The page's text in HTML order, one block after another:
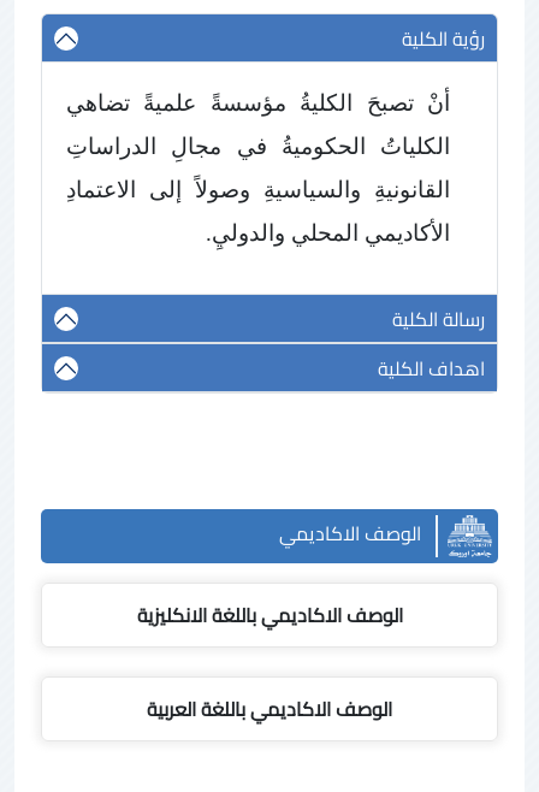
رؤية الكلية
أنْ تصبحَ الكليةُ مؤسسةً علميةً تضاهي
الكلياتُ الحكوميةُ في مجالِ الدراساتِ
القانونيةِ والسياسيةِ وصولاً إلى الاعتمادِ
الأكاديمي المحلي والدوليِ.
رسالة الكلية
اهداف الكلية
الوصف الاكاديمي
الوصف الاكاديمي باللغة الانكليزية
الوصف الاكاديمي باللغة العربية